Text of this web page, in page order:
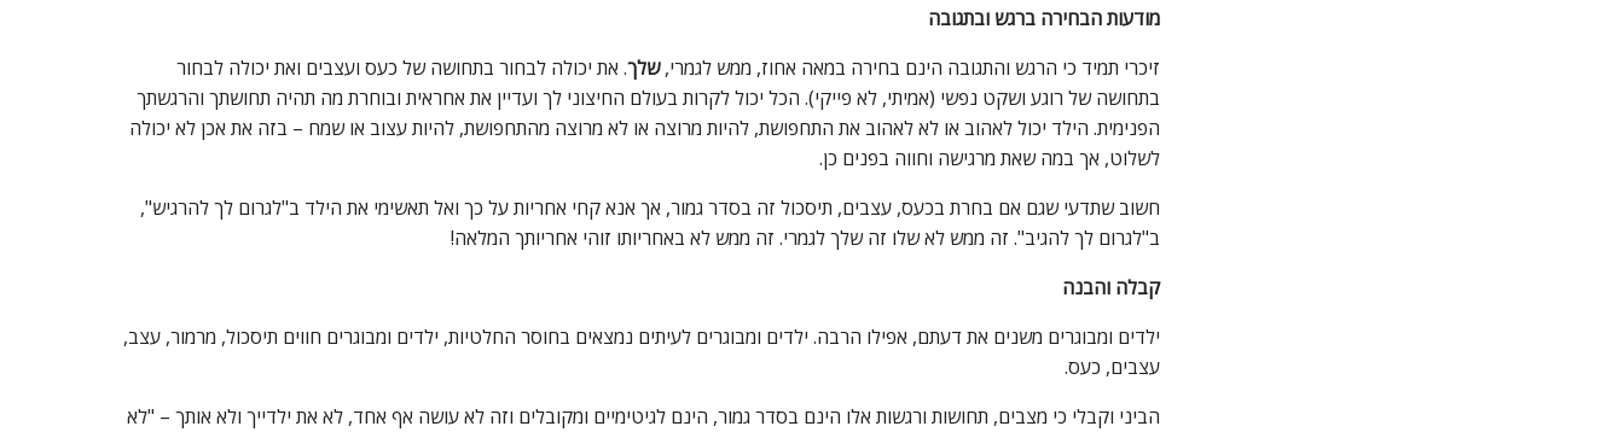
מודעות הבחירה ברגש ובתגובה
זיכרי תמיד כי הרגש והתגובה הינם בחירה במאה אחוז, ממש לגמרי,שלך. את יכולה לבחור בתחושה של כעס ועצבים ואת יכולה לבחור
בתחושה של רוגע ושקט נפשי (אמיתי, לא פייקי). הכל יכול לקרות בעולם החיצוני לך ועדיין את אחראית ובוחרת מה תהיה תחושתך והרגשתך
הפנימית. הילד יכול לאהוב או לא לאהוב את התחפושת, להיות מרוצה או לא מרוצה מהתחפושת, להיות עצוב או שמח – בזה את אכן לא יכולה
לשלוט, אך במה שאת מרגישה וחווה בפנים כן.
חשוב שתדעי שגם אם בחרת בכעס, עצבים, תיסכול זה בסדר גמור, אך אנא קחי אחריות על כך ואל תאשימי את הילד ב"לגרום לך להרגיש",
ב"לגרום לך להגיב". זה ממש לא שלו זה שלך לגמרי. זה ממש לא באחריותו זוהי אחריותך המלאה!
קבלה והבנה
ילדים ומבוגרים משנים את דעתם, אפילו הרבה. ילדים ומבוגרים לעיתים נמצאים בחוסר החלטיות, ילדים ומבוגרים חווים תיסכול, מרמור, עצב,
עצבים, כעס.
הביני וקבלי כי מצבים, תחושות ורגשות אלו הינם בסדר גמור, הינם לגיטימיים ומקובלים וזה לא עושה אף אחד, לא את ילדייך ולא אותך – "לא